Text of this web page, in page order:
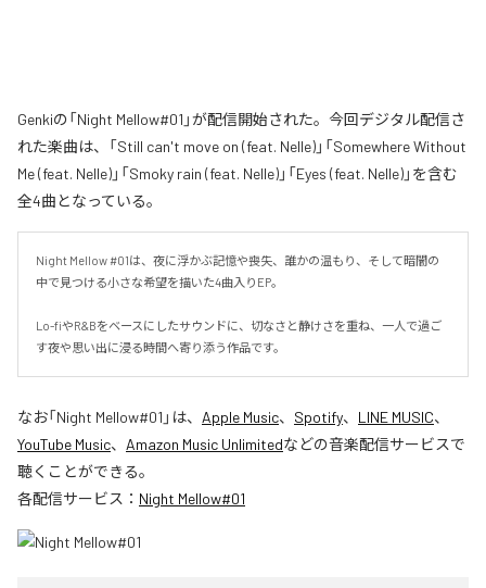
Genkiの「Night Mellow#01」が配信開始された。今回デジタル配信さ
れた楽曲は、「Still can't move on (feat. Nelle)」「Somewhere Without
Me (feat. Nelle)」「Smoky rain (feat. Nelle)」「Eyes (feat. Nelle)」を含む
全4曲となっている。
Night Mellow #01は、夜に浮かぶ記憶や喪失、誰かの温もり、そして暗闇の
中で見つける小さな希望を描いた4曲入りEP。
Lo-fiやR&Bをベースにしたサウンドに、切なさと静けさを重ね、一人で過ご
す夜や思い出に浸る時間へ寄り添う作品です。
なお「Night Mellow#01 」は、 Apple Music、 Spotify、 LINE MUSIC、
YouTube Music、 Amazon Music Unlimitedなどの音楽配信サービスで
聴くことができる。
各配信サービス： Night Mellow#01